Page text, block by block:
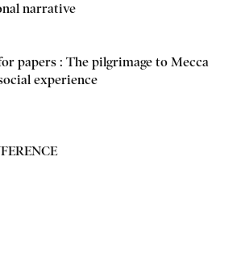
narrative
papers : The pilgrimage to Mecca
experience